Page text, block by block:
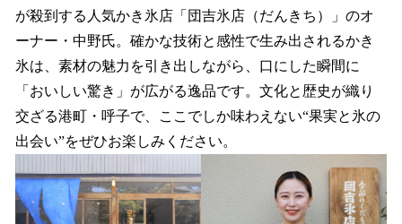
が殺到する人気かき氷店「団吉氷店（だんきち）」のオ
ーナー・中野氏。確かな技術と感性で生み出されるかき
氷は、素材の魅力を引き出しながら、口にした瞬間に
「おいしい驚き」が広がる逸品です。文化と歴史が織り
交ざる港町・呼子で、ここでしか味わえない“果実と氷の
出会い”をぜひお楽しみください。